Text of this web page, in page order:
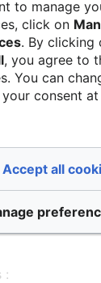
Informatique
Matériaux et
Terre et de
la promotion
PSL
HAL-PSL et
le point 6 de
sur la
:
to manage
click on
. By clicking
, you agree to
You can
consent at
Accept all